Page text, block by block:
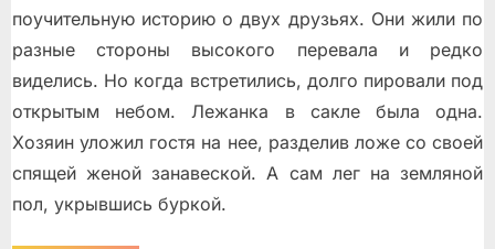
поучительную историю о двух друзьях. Они жили по
разные стороны высокого перевала и редко
виделись. Но когда встретились, долго пировали под
открытым небом. Лежанка в сакле была одна.
Хозяин уложил гостя на нее, разделив ложе со своей
спящей женой занавеской. А сам лег на земляной
пол, укрывшись буркой.